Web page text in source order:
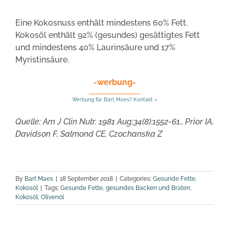
Eine Kokosnuss enthält mindestens 60% Fett.
Kokosöl enthält 92% (gesundes) gesättigtes Fett
und mindestens 40% Laurinsäure und 17%
Myristinsäure.
-werbung-
Werbung für Bart Maes? Kontakt »
Quelle: Am J Clin Nutr. 1981 Aug;34(8):1552-61., Prior IA,
Davidson F, Salmond CE, Czochanska Z
By Bart Maes 18 September 2018 Categories: Gesunde Fette,
Kokosöl
Tags: Gesunde Fette, gesundes Backen und Braten,
Kokosöl, Olivenöl